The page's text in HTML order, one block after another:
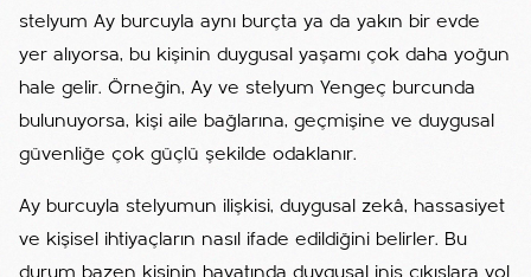
stelyum Ay burcuyla aynı burçta ya da yakın bir evde
yer alıyorsa, bu kişinin duygusal yaşamı çok daha yoğun
hale gelir. Örneğin, Ay ve stelyum Yengeç burcunda
bulunuyorsa, kişi aile bağlarına, geçmişine ve duygusal
güvenliğe çok güçlü şekilde odaklanır.
Ay burcuyla stelyumun ilişkisi, duygusal zekâ, hassasiyet
ve kişisel ihtiyaçların nasıl ifade edildiğini belirler. Bu